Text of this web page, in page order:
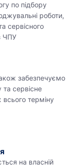
по підбору
роботи,
сервісного
ЧПУ
забезпечуємо
та сервісне
терміну
на власній